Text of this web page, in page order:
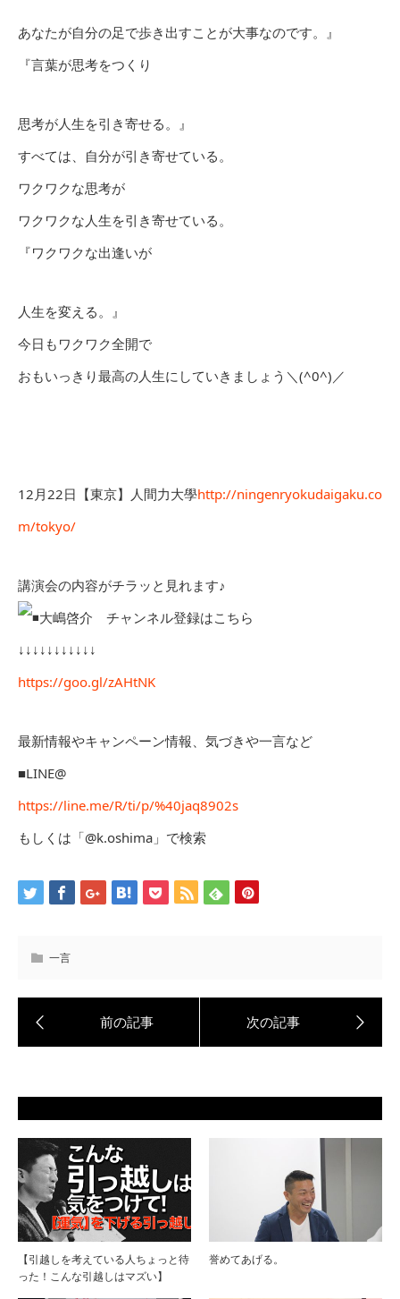
あなたが自分の足で歩き出すことが大事なのです。』
『言葉が思考をつくり
思考が人生を引き寄せる。』
すべては、自分が引き寄せている。
ワクワクな思考が
ワクワクな人生を引き寄せている。
『ワクワクな出逢いが
人生を変える。』
今日もワクワク全開で
おもいっきり最高の人生にしていきましょう＼(^0^)／
12月22日【東京】人間力大學http://ningenryokudaigaku.co
m/tokyo/
講演会の内容がチラッと見れます♪
大嶋啓介 チャンネル登録はこちら
↓↓↓↓↓↓↓↓↓↓↓
https://goo.gl/zAHtNK
最新情報やキャンペーン情報、気づきや一言など
■LINE@
https://line.me/R/ti/p/%40jaq8902s
もしくは「@k.oshima」で検索
一言
【引越しを考えている人ちょっと待
った！こんな引越しはマズい】
誉めてあげる。